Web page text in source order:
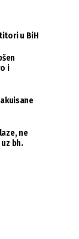
u BiH
i
ne
bh.